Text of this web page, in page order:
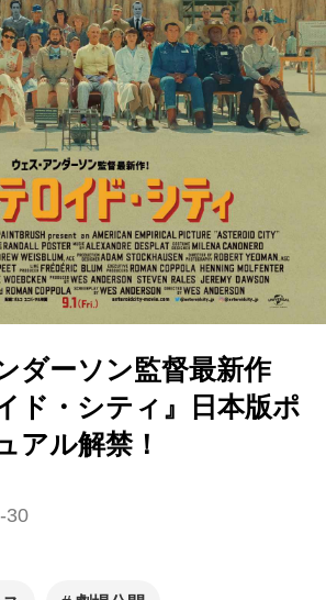
ダーソン監督最新作
ド・シティ』日本版ポ
アル解禁！
30